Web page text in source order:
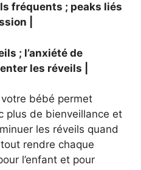
fréquents ; peaks liés
|
; l’anxiété de
les réveils |
bébé permet
plus de bienveillance et
les réveils quand
rendre chaque
l’enfant et pour